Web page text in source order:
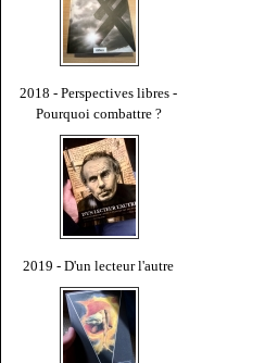
2018 - Perspectives libres -
Pourquoi combattre ?
2019 - D'un lecteur l'autre